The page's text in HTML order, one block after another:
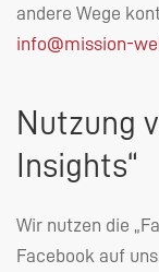
andere Wege
info@mission-
Nutzung
Insights“
Wir nutzen die
Facebook auf